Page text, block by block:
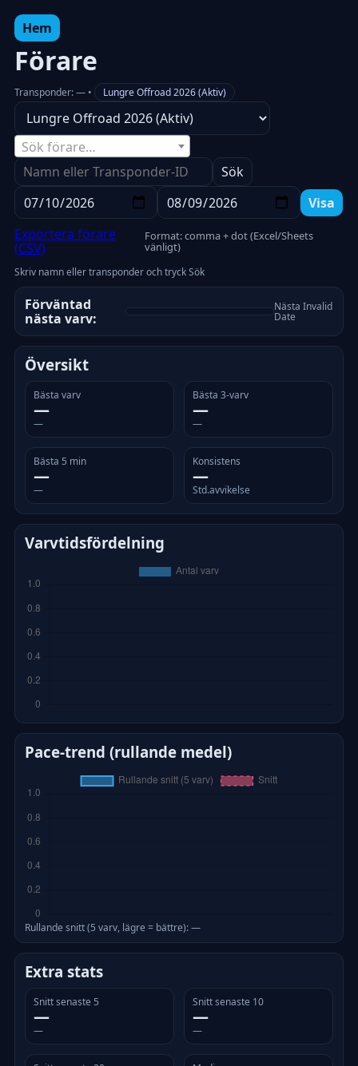
Hem
Förare
Transponder:— • Lungre Offroad 2026 (Aktiv)
Sök förare…
Sök
Visa
Exportera förare
(CSV)
Format: comma + dot (Excel/Sheets
vänligt)
Skriv namn eller transponder och tryck Sök
Förväntad
nästa varv:
Nästa Invalid
Date
Översikt
Bästa varv
—
—
Bästa 3-varv
—
—
Bästa 5 min
—
—
Konsistens
—
Std.avvikelse
Varvtidsfördelning
Pace-trend (rullande medel)
Rullande snitt (5 varv, lägre = bättre): —
Extra stats
Snitt senaste 5
—
—
Snitt senaste 10
—
—